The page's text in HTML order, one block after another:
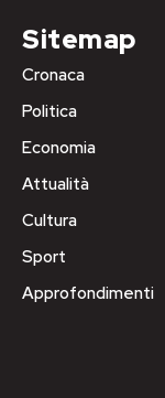
Sitemap
Cronaca
Politica
Economia
Attualità
Cultura
Sport
Approfondimenti